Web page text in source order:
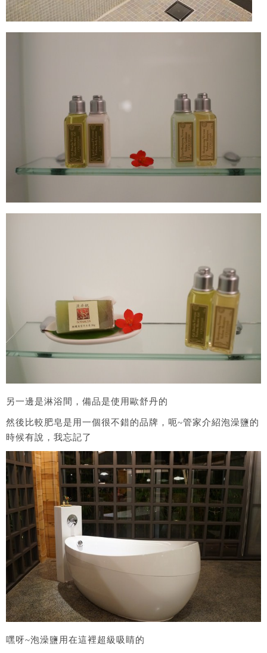
另一邊是淋浴間，備品是使用歐舒丹的
然後比較肥皂是用一個很不錯的品牌，呃~管家介紹泡澡鹽的
時候有說，我忘記了
嘿呀~泡澡鹽用在這裡超級吸睛的